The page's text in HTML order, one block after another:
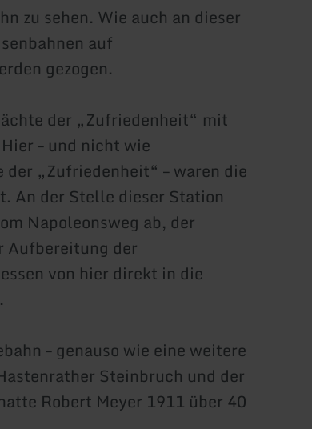
zu sehen. Wie auch an dieser
auf
gezogen.
der „Zufriedenheit“ mit
– und nicht wie
„Zufriedenheit“ – waren die
An der Stelle dieser Station
Napoleonsweg ab, der
Aufbereitung der
von hier direkt in die
– genauso wie eine weitere
Steinbruch und der
Robert Meyer 1911 über 40